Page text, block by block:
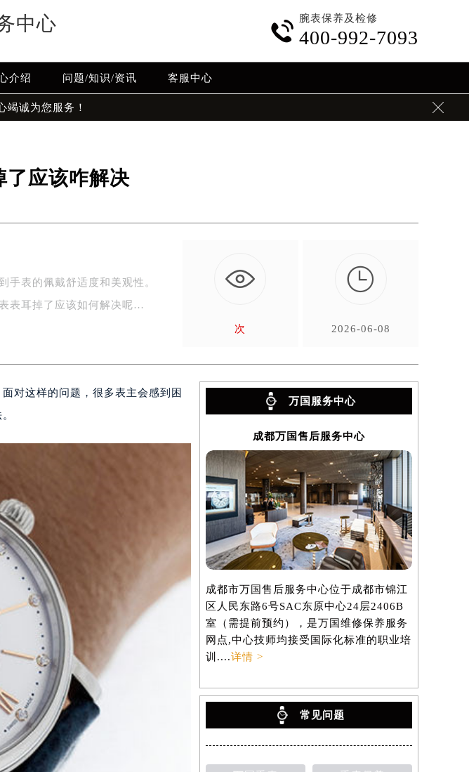
中心 
腕表保养及检修
400-992-7093
介绍 问题/知识/资讯 客服中心
竭诚为您服务！ 
了应该咋解决
手表的佩戴舒适度和美观性。
表耳掉了应该如何解决呢…
次

2026-06-08
对这样的问题，很多表主会感到困
万国服务中心
成都万国售后服务中心
成都市万国售后服务中心位于成都市锦江
区人民东路6号SAC东原中心24层2406B
室（需提前预约），是万国维修保养服务
网点,中心技师均接受国际化标准的职业培
训....详情 >
常见问题